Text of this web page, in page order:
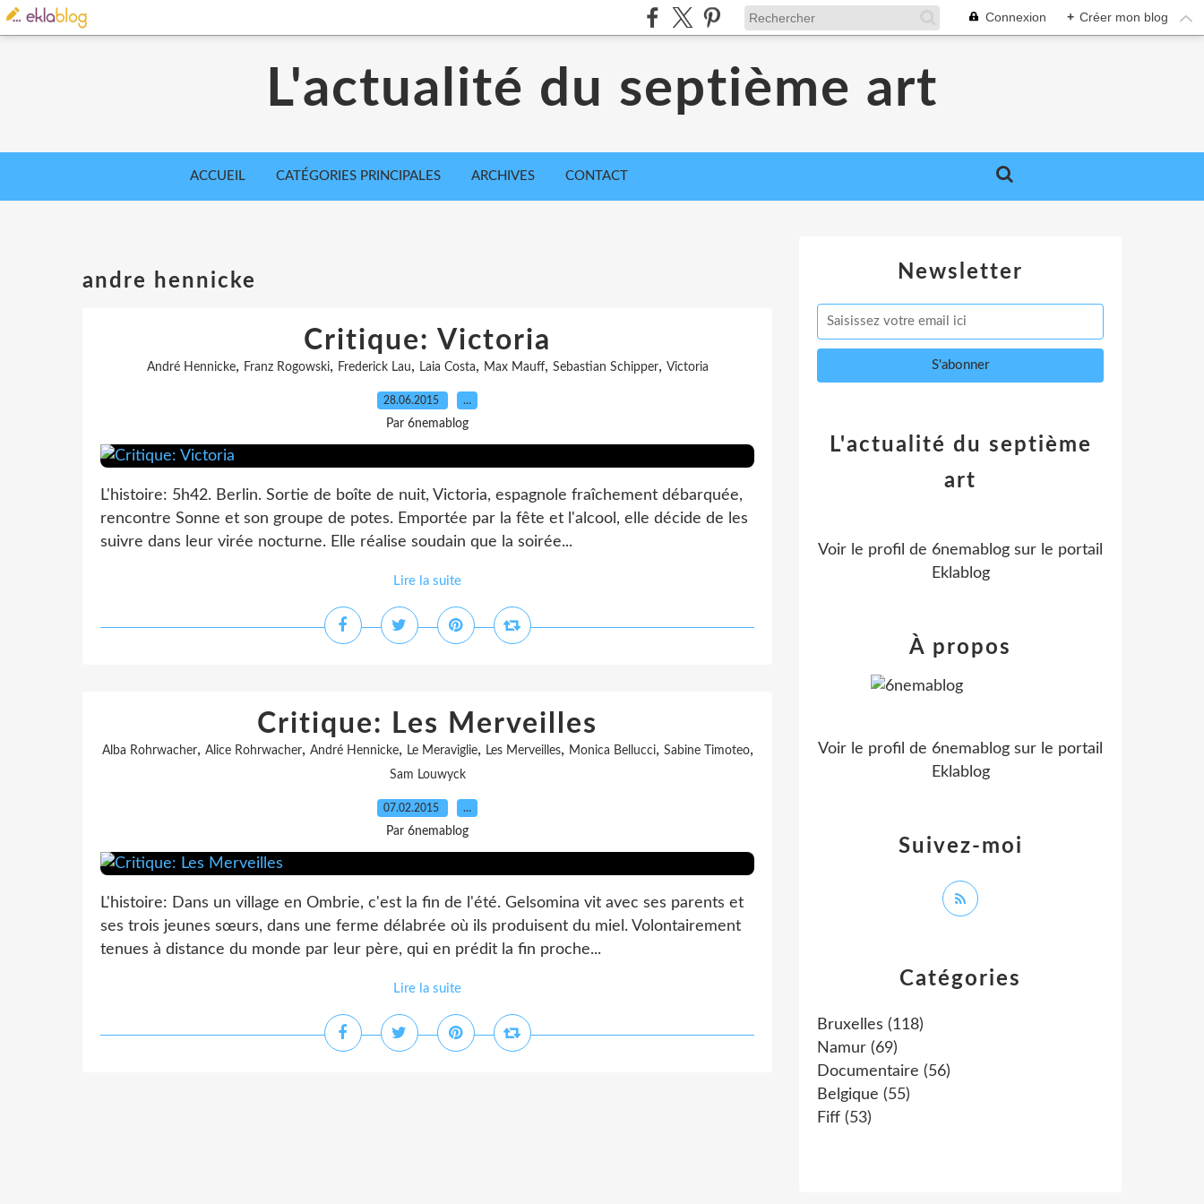
Connexion + Créer mon blog
L'actualité du septième art
ACCUEIL CATÉGORIES PRINCIPALES ARCHIVES CONTACT
andre hennicke
Critique: Victoria
André Hennicke, Franz Rogowski, Frederick Lau, Laia Costa, Max Mauff, Sebastian Schipper, Victoria
28.06.2015 …
Par 6nemablog
L'histoire: 5h42. Berlin. Sortie de boîte de nuit, Victoria, espagnole fraîchement débarquée,
rencontre Sonne et son groupe de potes. Emportée par la fête et l'alcool, elle décide de les
suivre dans leur virée nocturne. Elle réalise soudain que la soirée...
Lire la suite
Critique: Les Merveilles
Alba Rohrwacher, Alice Rohrwacher, André Hennicke, Le Meraviglie, Les Merveilles, Monica Bellucci, Sabine Timoteo,
Sam Louwyck
07.02.2015 …
Par 6nemablog
L'histoire: Dans un village en Ombrie, c'est la fin de l'été. Gelsomina vit avec ses parents et
ses trois jeunes sœurs, dans une ferme délabrée où ils produisent du miel. Volontairement
tenues à distance du monde par leur père, qui en prédit la fin proche...
Lire la suite
Newsletter
Catégories
Bruxelles (118)
Namur (69)
Documentaire (56)
Belgique (55)
Fiff (53)
L'actualité du septième
art
Voir le profil de 6nemablog sur le portail
Eklablog
Suivez-moi
À propos
Voir le profil de 6nemablog sur le portail
Eklablog